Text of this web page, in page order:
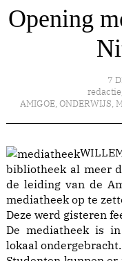
Opening
7
AMIGOE, ONDERWIJS,
bibliotheek al meer
de leiding van de
mediatheek op te
Deze werd gisteren
De mediatheek is
lokaal ondergebracht.